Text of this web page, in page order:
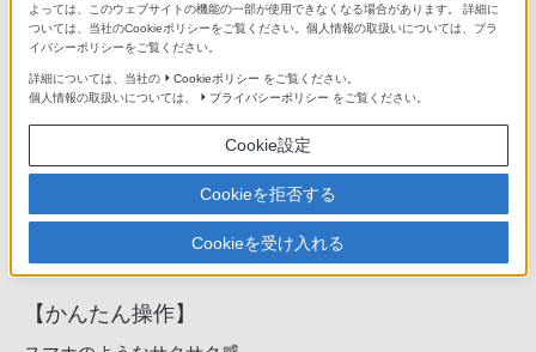
かんたん操作・機器連携
【かんたん操作】
よっては、このウェブサイトの機能の一部が使用できなくなる場合があります。 詳細に
ついては、当社のCookieポリシーをご覧ください。個人情報の取扱いについては、プラ
イバシーポリシーをご覧ください。
詳細については、当社の Cookieポリシー をご覧ください。
個人情報の取扱いについては、
プライバシーポリシー をご覧ください。
Cookie設定
Cookieを拒否する
Cookieを受け入れる